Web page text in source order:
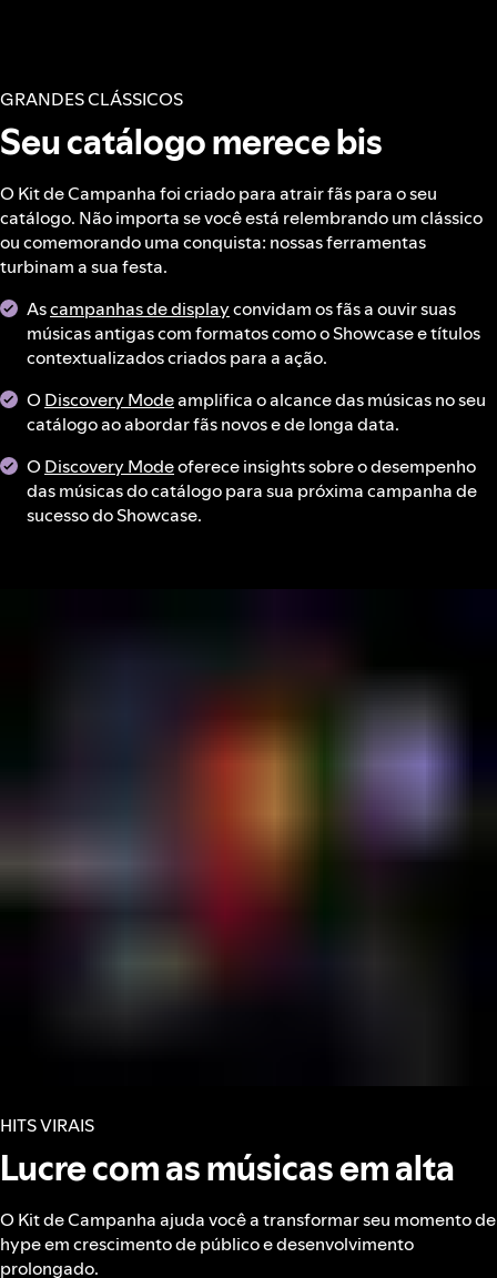
GRANDES CLÁSSICOS
Seu catálogo merece bis
O Kit de Campanha foi criado para atrair fãs para o seu
catálogo. Não importa se você está relembrando um clássico
ou comemorando uma conquista: nossas ferramentas
turbinam a sua festa.
Ascampanhas de displayconvidam os fãs a ouvir suas
músicas antigas com formatos como o Showcase e títulos
contextualizados criados para a ação.
ODiscovery Modeamplifica o alcance das músicas no seu
catálogo ao abordar fãs novos e de longa data.
ODiscovery Modeoferece insights sobre o desempenho
das músicas do catálogo para sua próxima campanha de
sucesso do Showcase.
HITS VIRAIS
Lucre com as músicas em alta
O Kit de Campanha ajuda você a transformar seu momento de
hype em crescimento de público e desenvolvimento
prolongado.